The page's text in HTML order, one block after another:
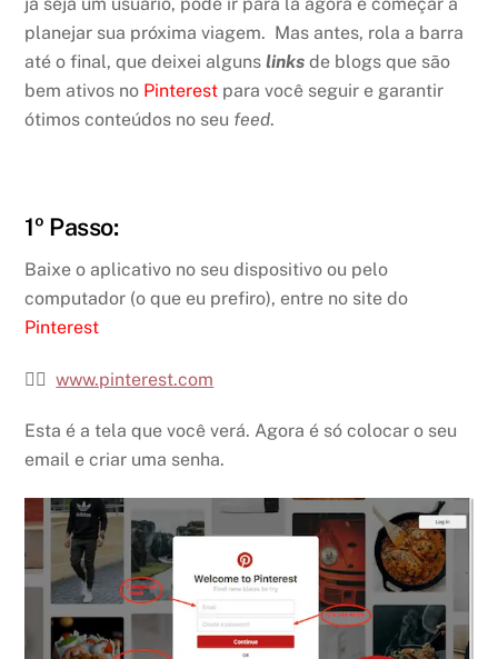
já seja um usuário, pode ir para lá agora e começar a
planejar sua próxima viagem. Mas antes, rola a barra
até o final, que deixei algunslinks de blogs que são
bem ativos no Pinterest para você seguir e garantir
ótimos conteúdos no seu feed.
1º Passo:
Baixe o aplicativo no seu dispositivo ou pelo
computador (o que eu prefiro), entre no site do
Pinterest
👉🏽www.pinterest.com
Esta é a tela que você verá. Agora é só colocar o seu
email e criar uma senha.